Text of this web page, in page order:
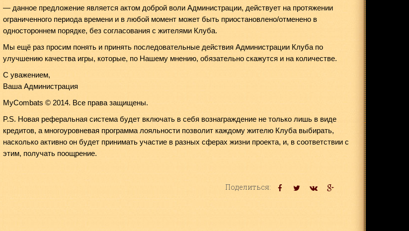
— данное предложение является актом доброй воли Администрации, действует на протяжении
ограниченного периода времени и в любой момент может быть приостановлено/отменено в
одностороннем порядке, без согласования с жителями Клуба.
Мы ещё раз просим понять и принять последовательные действия Администрации Клуба по
улучшению качества игры, которые, по Нашему мнению, обязательно скажутся и на количестве.
С уважением,
Ваша Администрация
MyCombats © 2014. Все права защищены.
P.S. Новая реферальная система будет включать в себя вознаграждение не только лишь в виде
кредитов, а многоуровневая программа лояльности позволит каждому жителю Клуба выбирать,
насколько активно он будет принимать участие в разных сферах жизни проекта, и, в соответствии с
этим, получать поощрение.
Поделиться: